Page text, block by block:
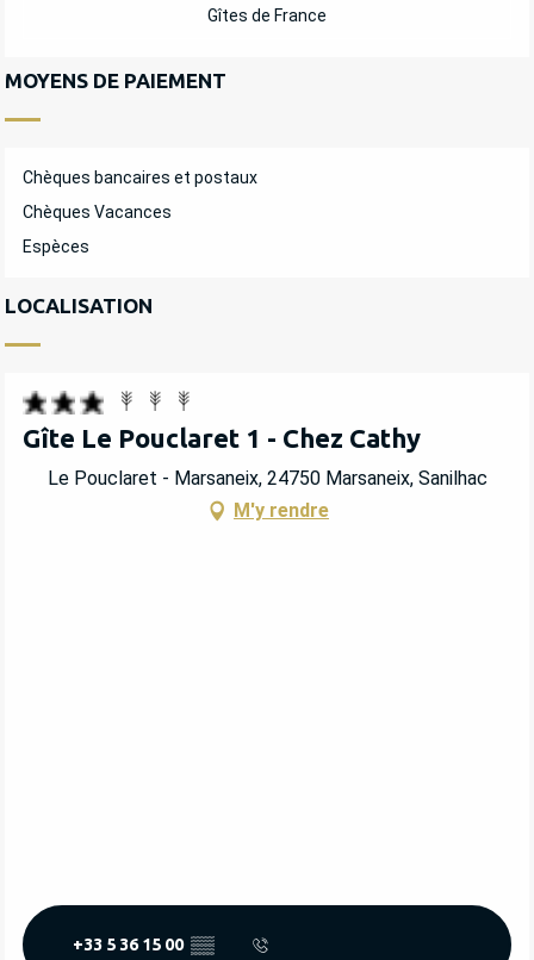
Gîtes de France
MOYENS DE PAIEMENT
Chèques bancaires et postaux
Chèques Vacances
Espèces
LOCALISATION
Gîte Le Pouclaret 1 - Chez Cathy
Le Pouclaret - Marsaneix, 24750 Marsaneix, Sanilhac
M'y rendre
+33 5 36 15 00 ▒▒